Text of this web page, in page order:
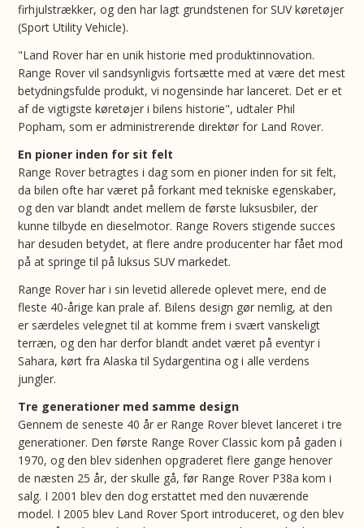
firhjulstrækker, og den har lagt grundstenen for SUV køretøjer
(Sport Utility Vehicle).
"Land Rover har en unik historie med produktinnovation.
Range Rover vil sandsynligvis fortsætte med at være det mest
betydningsfulde produkt, vi nogensinde har lanceret. Det er et
af de vigtigste køretøjer i bilens historie", udtaler Phil
Popham, som er administrerende direktør for Land Rover.
En pioner inden for sit felt
Range Rover betragtes i dag som en pioner inden for sit felt,
da bilen ofte har været på forkant med tekniske egenskaber,
og den var blandt andet mellem de første luksusbiler, der
kunne tilbyde en dieselmotor. Range Rovers stigende succes
har desuden betydet, at flere andre producenter har fået mod
på at springe til på luksus SUV markedet.
Range Rover har i sin levetid allerede oplevet mere, end de
fleste 40-årige kan prale af. Bilens design gør nemlig, at den
er særdeles velegnet til at komme frem i svært vanskeligt
terræn, og den har derfor blandt andet været på eventyr i
Sahara, kørt fra Alaska til Sydargentina og i alle verdens
jungler.
Tre generationer med samme design
Gennem de seneste 40 år er Range Rover blevet lanceret i tre
generationer. Den første Range Rover Classic kom på gaden i
1970, og den blev sidenhen opgraderet flere gange henover
de næsten 25 år, der skulle gå, før Range Rover P38a kom i
salg. I 2001 blev den dog erstattet med den nuværende
model. I 2005 blev Land Rover Sport introduceret, og den blev